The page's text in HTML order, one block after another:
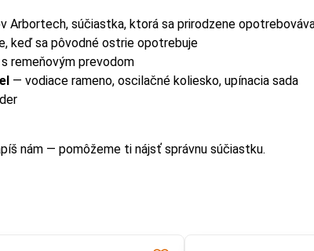
súčiastka, ktorá sa prirodzene
keď sa pôvodné ostrie opotrebuje
remeňovým prevodom
— vodiace rameno, oscilačné koliesko, upínacia sada
nám — pomôžeme ti nájsť správnu súčiastku.